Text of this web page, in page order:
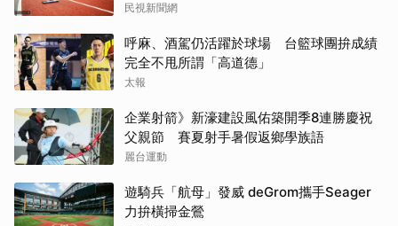
民視新聞網
呼麻、酒駕仍活躍於球場 台籃球團拚成績
完全不甩所謂「高道德」
太報
企業射箭》新濠建設風佑築開季8連勝慶祝
父親節 賽夏射手暑假返鄉學族語
麗台運動
遊騎兵「航母」發威 deGrom攜手Seager
力拚橫掃金鶯